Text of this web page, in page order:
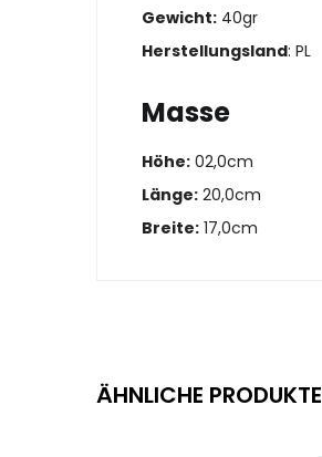
Gewicht: 40gr
Herstellungsland: PL
Masse
Höhe: 02,0cm
Länge: 20,0cm
Breite: 17,0cm
ÄHNLICHE PRODUKTE